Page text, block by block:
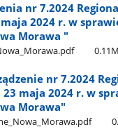
nr 7.2024
2024 r. w
Morawa "
nr 7.2024
23 maja 2024 r. w
Morawa"